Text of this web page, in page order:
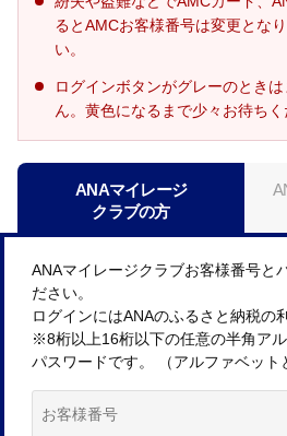
るとAMCお客様番号は変更とな
い。
ログインボタンがグレーのとき
ん。黄色になるまで少々お待ちく
ANAマイレージ
クラブの方
ANAマイレージクラブお客様番号と
ださい。
ログインにはANAのふるさと納税の
※8桁以上16桁以下の任意の半角ア
パスワードです。 （アルファベット